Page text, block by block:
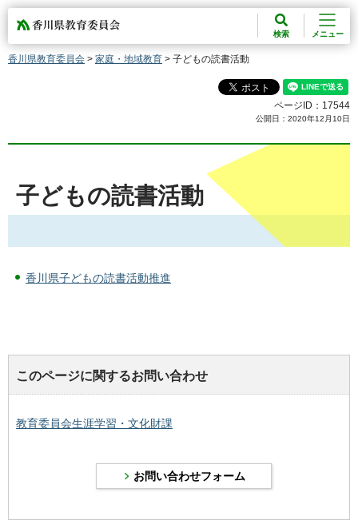
香川県教育委員会
検索 メニュー
香川県教育委員会 > 家庭・地域教育 > 子どもの読書活動
ページID：17544
公開日：2020年12月10日
子どもの読書活動
香川県子どもの読書活動推進
このページに関するお問い合わせ
教育委員会生涯学習・文化財課